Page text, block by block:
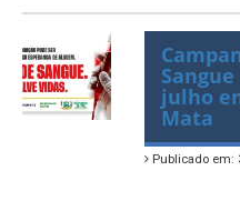
Sangue
julho
Mata